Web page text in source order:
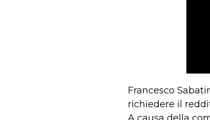
Francesco
richiedere il